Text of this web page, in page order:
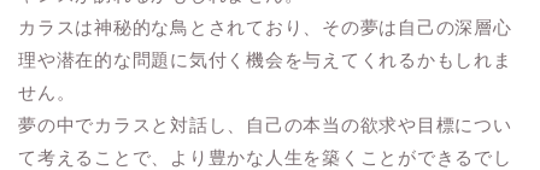
カラスは神秘的な鳥とされており、その夢は自己の深層心
理や潜在的な問題に気付く機会を与えてくれるかもしれま
せん。
夢の中でカラスと対話し、自己の本当の欲求や目標につい
て考えることで、より豊かな人生を築くことができるでし